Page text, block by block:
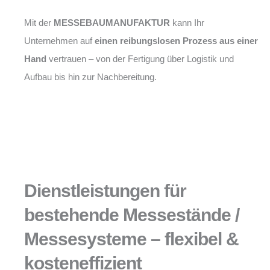
Mit der MESSEBAUMANUFAKTUR kann Ihr
Unternehmen auf einen reibungslosen Prozess aus einer
Hand vertrauen – von der Fertigung über Logistik und
Aufbau bis hin zur Nachbereitung.
Dienstleistungen für
bestehende Messestände /
Messesysteme – flexibel &
kosteneffizient